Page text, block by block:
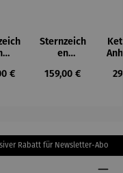
Preis:
€
Sternzeich
en
| 333
Regulärer Preis:
159,00 €
Rabatt für Newsletter-Abo